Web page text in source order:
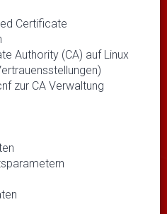
Certificate
Authority (CA) auf Linux
zur CA Verwaltung